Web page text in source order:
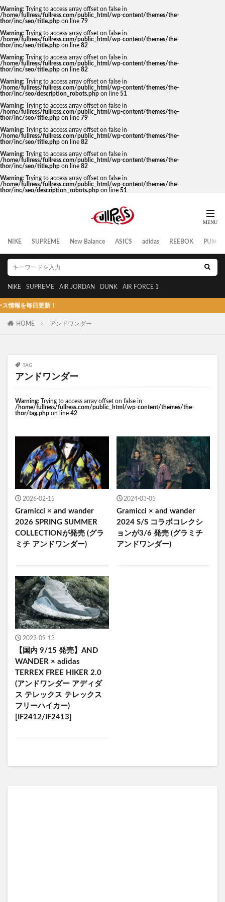
Warning: Trying to access array offset on false in
/home/fullress/fullress.com/public_html/wp-content/themes/the-
thor/inc/seo/title.php on line 79
Warning: Trying to access array offset on false in
/home/fullress/fullress.com/public_html/wp-content/themes/the-
thor/inc/seo/title.php on line 82
Warning: Trying to access array offset on false in
/home/fullress/fullress.com/public_html/wp-content/themes/the-
thor/inc/seo/title.php on line 82
Warning: Trying to access array offset on false in
/home/fullress/fullress.com/public_html/wp-content/themes/the-
thor/inc/seo/description_robots.php on line 51
Warning: Trying to access array offset on false in
/home/fullress/fullress.com/public_html/wp-content/themes/the-
thor/inc/seo/title.php on line 79
Warning: Trying to access array offset on false in
/home/fullress/fullress.com/public_html/wp-content/themes/the-
thor/inc/seo/title.php on line 82
Warning: Trying to access array offset on false in
/home/fullress/fullress.com/public_html/wp-content/themes/the-
thor/inc/seo/title.php on line 82
Warning: Trying to access array offset on false in
/home/fullress/fullress.com/public_html/wp-content/themes/the-
thor/inc/seo/description_robots.php on line 51
NIKE SUPREME New Balance ASICS adidas REEBOK PUMA
NIKE SUPREME AIR JORDAN DUNK AIR FORCE 1
を毎日更新！
HOME アンドワンダー
TAG
アンドワンダー
Warning: Trying to access array offset on false in
/home/fullress/fullress.com/public_html/wp-content/themes/the-
thor/tag.php on line 42
2026-02-15
Gramicci × and wander
2026 SPRING SUMMER
COLLECTIONが発売 (グラ
ミチ アンドワンダー)
2024-03-05
Gramicci × and wander
2024 S/S コラボコレクシ
ョンが3/6 発売 (グラミチ
アンドワンダー)
2023-09-13
【国内 9/15 発売】AND
WANDER × adidas
TERREX FREE HIKER 2.0
(アンドワンダー アディダ
ス テレックス テレックス
フリーハイカー)
[IF2412/IF2413]